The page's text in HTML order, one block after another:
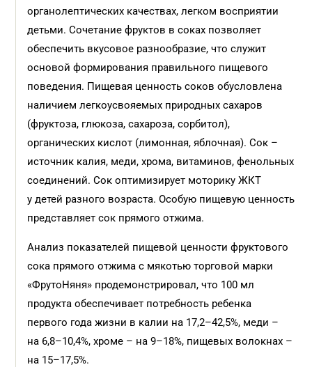
органолептических качествах, легком восприятии
детьми. Сочетание фруктов в соках позволяет
обеспечить вкусовое разнообразие, что служит
основой формирования правильного пищевого
поведения. Пищевая ценность соков обусловлена
наличием легкоусвояемых природных сахаров
(фруктоза, глюкоза, сахароза, сорбитол),
органических кислот (лимонная, яблочная). Сок –
источник калия, меди, хрома, витаминов, фенольных
соединений. Сок оптимизирует моторику ЖКТ
у детей разного возраста. Особую пищевую ценность
представляет сок прямого отжима.
Анализ показателей пищевой ценности фруктового
сока прямого отжима с мякотью торговой марки
«ФрутоНяня» продемонстрировал, что 100 мл
продукта обеспечивает потребность ребенка
первого года жизни в калии на 17,2–42,5%, меди –
на 6,8–10,4%, хроме – на 9–18%, пищевых волокнах –
на 15–17,5%.